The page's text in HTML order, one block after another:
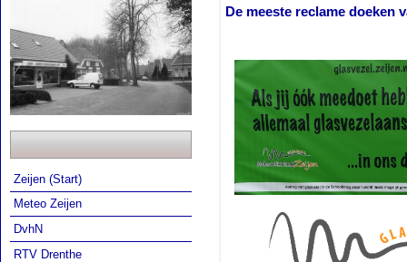
Zeijen (Start)
Meteo Zeijen
DvhN
RTV Drenthe
De meeste reclame doeken